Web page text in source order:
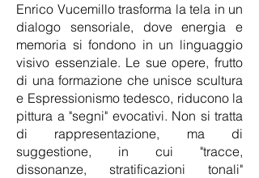
Enrico Vucemillo trasforma la tela in un
dialogo sensoriale, dove energia e
memoria si fondono in un linguaggio
visivo essenziale. Le sue opere, frutto
di una formazione che unisce scultura
e Espressionismo tedesco, riducono la
pittura a "segni" evocativi. Non si tratta
di rappresentazione, ma di
suggestione, in cui "tracce,
dissonanze, stratificazioni tonali"